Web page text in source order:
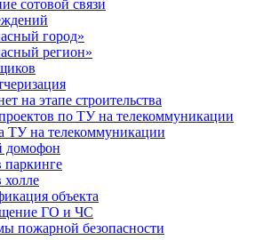
сотовой связи
город»
регион»
на этапе строительства
по ТУ на телекоммуникации
ТУ на телекоммуникации
домофон
паркинге
холле
объекта
ГО и ЧС
пожарной безопасности